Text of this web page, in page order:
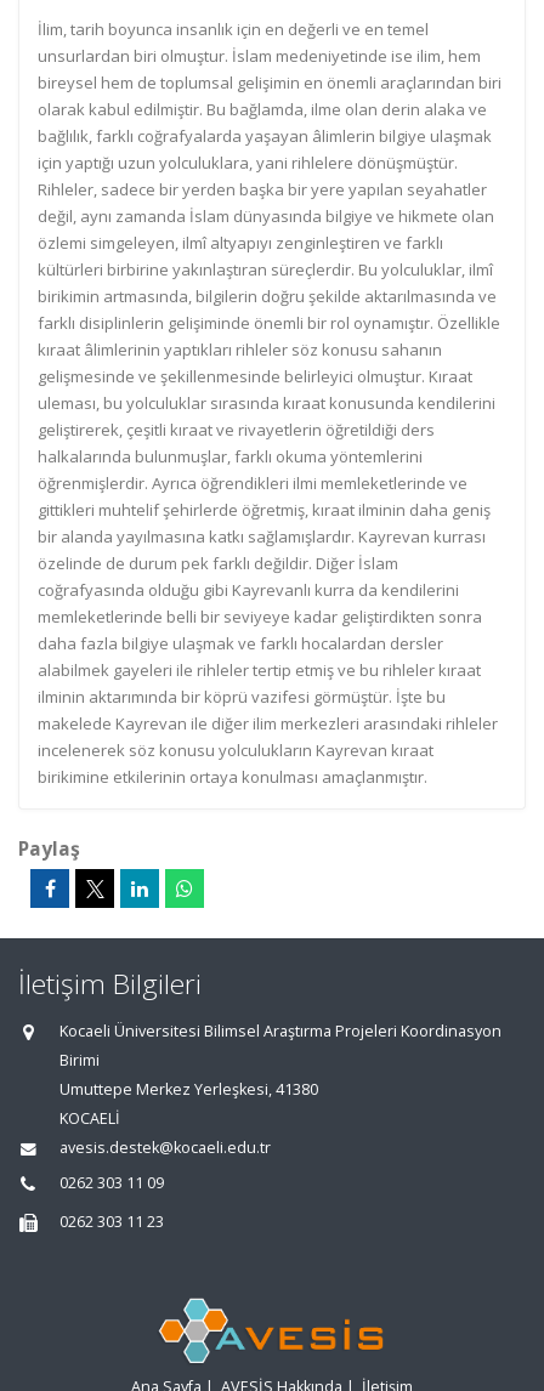
İlim, tarih boyunca insanlık için en değerli ve en temel
unsurlardan biri olmuştur. İslam medeniyetinde ise ilim, hem
bireysel hem de toplumsal gelişimin en önemli araçlarından biri
olarak kabul edilmiştir. Bu bağlamda, ilme olan derin alaka ve
bağlılık, farklı coğrafyalarda yaşayan âlimlerin bilgiye ulaşmak
için yaptığı uzun yolculuklara, yani rihlelere dönüşmüştür.
Rihleler, sadece bir yerden başka bir yere yapılan seyahatler
değil, aynı zamanda İslam dünyasında bilgiye ve hikmete olan
özlemi simgeleyen, ilmî altyapıyı zenginleştiren ve farklı
kültürleri birbirine yakınlaştıran süreçlerdir. Bu yolculuklar, ilmî
birikimin artmasında, bilgilerin doğru şekilde aktarılmasında ve
farklı disiplinlerin gelişiminde önemli bir rol oynamıştır. Özellikle
kıraat âlimlerinin yaptıkları rihleler söz konusu sahanın
gelişmesinde ve şekillenmesinde belirleyici olmuştur. Kıraat
uleması, bu yolculuklar sırasında kıraat konusunda kendilerini
geliştirerek, çeşitli kıraat ve rivayetlerin öğretildiği ders
halkalarında bulunmuşlar, farklı okuma yöntemlerini
öğrenmişlerdir. Ayrıca öğrendikleri ilmi memleketlerinde ve
gittikleri muhtelif şehirlerde öğretmiş, kıraat ilminin daha geniş
bir alanda yayılmasına katkı sağlamışlardır. Kayrevan kurrası
özelinde de durum pek farklı değildir. Diğer İslam
coğrafyasında olduğu gibi Kayrevanlı kurra da kendilerini
memleketlerinde belli bir seviyeye kadar geliştirdikten sonra
daha fazla bilgiye ulaşmak ve farklı hocalardan dersler
alabilmek gayeleri ile rihleler tertip etmiş ve bu rihleler kıraat
ilminin aktarımında bir köprü vazifesi görmüştür. İşte bu
makelede Kayrevan ile diğer ilim merkezleri arasındaki rihleler
incelenerek söz konusu yolculukların Kayrevan kıraat
birikimine etkilerinin ortaya konulması amaçlanmıştır.
Paylaş
İletişim Bilgileri
Kocaeli Üniversitesi Bilimsel Araştırma Projeleri Koordinasyon
Birimi
Umuttepe Merkez Yerleşkesi, 41380
KOCAELİ
avesis.destek@kocaeli.edu.tr
0262 303 11 09
0262 303 11 23
Ana Sayfa | AVESİS Hakkında | İletişim